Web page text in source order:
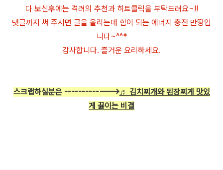
다 보신후에는 격려의 추천과 히트클릭을 부탁드려요~!!
댓글까지 써 주시면 글을 올리는데 힘이 되는 에너지 충전 만땅입
니다~^^*
감사합니다. 즐거운 요리하세요.
스크랩하실분은 ------------->♬ 김치찌개와 된장찌게 맛있
게 끓이는 비결